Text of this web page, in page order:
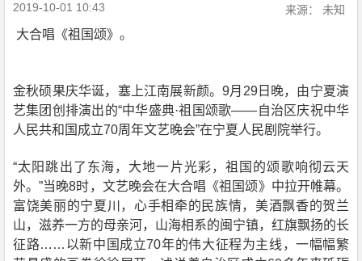
2019-10-01 10:43 来源： 未知
大合唱《祖国颂》。
金秋硕果庆华诞，塞上江南展新颜。9月29日晚，由宁夏演
艺集团创排演出的“中华盛典·祖国颂歌——自治区庆祝中华
人民共和国成立70周年文艺晚会”在宁夏人民剧院举行。
“太阳跳出了东海，大地一片光彩，祖国的颂歌响彻云天
外。”当晚8时，文艺晚会在大合唱《祖国颂》中拉开帷幕。
富饶美丽的宁夏川，心手相牵的民族情，美酒飘香的贺兰
山，滋养一方的母亲河，山海相系的闽宁镇，红旗飘扬的长
征路……以新中国成立70年的伟大征程为主线，一幅幅繁